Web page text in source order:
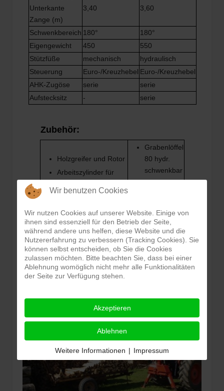
Unterkante
Zange (m)
3,40 3,60
Schwenkbereich 180°
180°
Eigengewicht
450
550
Stützfüße
mechanisch
hydraulisch
Steuerung
Euro-/Kreuzhebel Euro-/Kreuzhebel
AHK-Zugöse
serie
serie
Aufstecksitz
- serie
Zubehör:
Holzgreifer und Rotor
Arbeitszylinder für
25/30/35
Grabenlöffel 80
Grabenlöffel
80 hydr.
schwenkbar
Erdgreifer
Erdbohrer
15
Forstner B5
Wir benutzen Cookies
Wir nutzen Cookies auf unserer Website. Einige von
ihnen sind essenziell für den Betrieb der Seite,
während andere uns helfen, diese Website und die
Nutzererfahrung zu verbessern (Tracking Cookies). Sie
können selbst entscheiden, ob Sie die Cookies
zulassen möchten. Bitte beachten Sie, dass bei einer
Ablehnung womöglich nicht mehr alle Funktionalitäten
der Seite zur Verfügung stehen.
Akzeptieren
Ablehnen
Weitere Informationen | Impressum